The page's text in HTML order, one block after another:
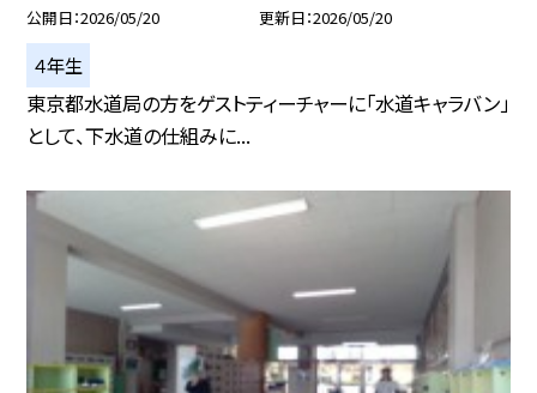
公開日 2026/05/20 更新日 2026/05/20
４年生
東京都水道局の方をゲストティーチャーに「水道キャラバン」
として、下水道の仕組みに...